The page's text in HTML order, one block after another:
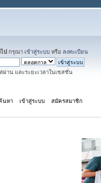
ป กรุณา เข้าสู่ระบบ หรือ ลงทะเบียน
ผ่าน และระยะเวลาในเซสชั่น
นหา เข้าสู่ระบบ สมัครสมาชิก